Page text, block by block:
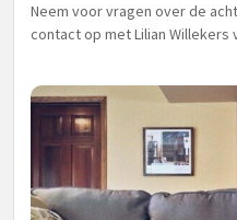
Neem voor vragen over de
contact op met Lilian Willekers